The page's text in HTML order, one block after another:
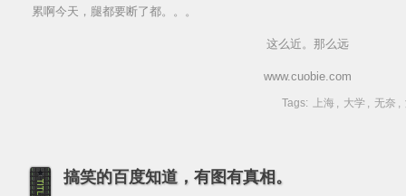
累啊今天，腿都要断了都。。。
这么近。那么远
www.cuobie.com
Tags: 上海 , 大学 , 无奈 ,
搞笑的百度知道，有图有真相。